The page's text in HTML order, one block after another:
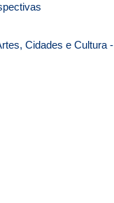
Cidades e Cultura